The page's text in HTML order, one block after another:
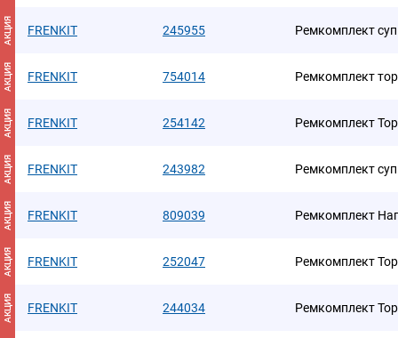
АКЦИЯ FRENKIT 245955 Ремкомплект
АКЦИЯ FRENKIT 754014 Ремкомплект
АКЦИЯ FRENKIT 254142 Ремкомплект
АКЦИЯ FRENKIT 243982 Ремкомплект
АКЦИЯ FRENKIT 809039 Ремкомплект
АКЦИЯ FRENKIT 252047 Ремкомплект
АКЦИЯ FRENKIT 244034 Ремкомплект